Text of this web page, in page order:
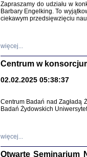
Zapraszamy do udziału w
Barbary Engelking. To
ciekawym przedsięwzięciu
więcej...
Centrum w
02.02.2025 05:38:37
Centrum Badań nad Zagładą
Badań Żydowskich
więcej...
Otwarte Seminarium